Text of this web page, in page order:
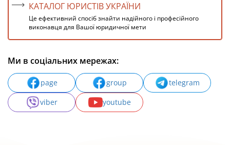
КАТАЛОГ ЮРИСТІВ УКРАЇНИ
Це ефективний спосіб знайти надійного і професійного
виконавця для Вашої юридичної мети
Ми в соціальних мережах:
page group
telegram
viber
youtube